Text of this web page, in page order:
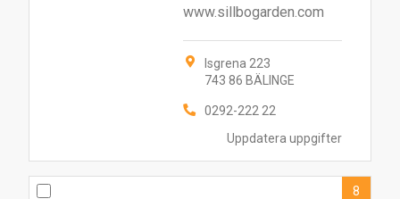
Uppdatera uppgifter
www.sillbogarden.com
Isgrena 223
743 86 BÄLINGE
0292-222 22
8